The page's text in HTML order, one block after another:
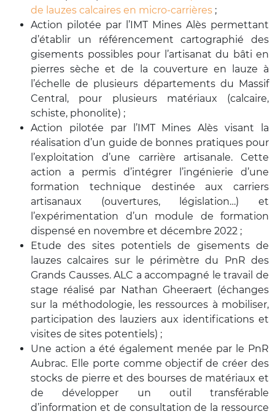
de lauzes calcaires en micro-carrières ;
Action pilotée par l’IMT Mines Alès permettant
d’établir un référencement cartographié des
gisements possibles pour l’artisanat du bâti en
pierres sèche et de la couverture en lauze à
l’échelle de plusieurs départements du Massif
Central, pour plusieurs matériaux (calcaire,
schiste, phonolite) ;
Action pilotée par l’IMT Mines Alès visant la
réalisation d’un guide de bonnes pratiques pour
l’exploitation d’une carrière artisanale. Cette
action a permis d’intégrer l’ingénierie d’une
formation technique destinée aux carriers
artisanaux (ouvertures, législation…) et
l’expérimentation d’un module de formation
dispensé en novembre et décembre 2022 ;
Etude des sites potentiels de gisements de
lauzes calcaires sur le périmètre du PnR des
Grands Causses. ALC a accompagné le travail de
stage réalisé par Nathan Gheeraert (échanges
sur la méthodologie, les ressources à mobiliser,
participation des lauziers aux identifications et
visites de sites potentiels) ;
Une action a été également menée par le PnR
Aubrac. Elle porte comme objectif de créer des
stocks de pierre et des bourses de matériaux et
de développer un outil transférable
d’information et de consultation de la ressource